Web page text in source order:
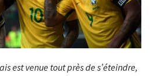
est venue tout près de s’éteindre,